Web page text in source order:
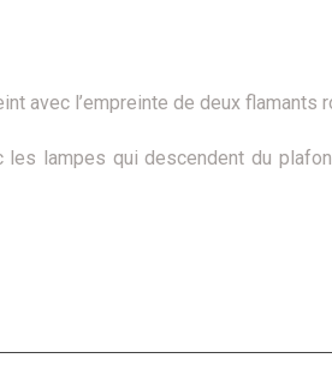
avec l’empreinte de deux
lampes qui descendent du